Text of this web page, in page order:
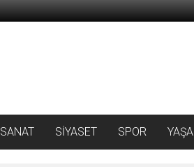
SİYASET SPOR